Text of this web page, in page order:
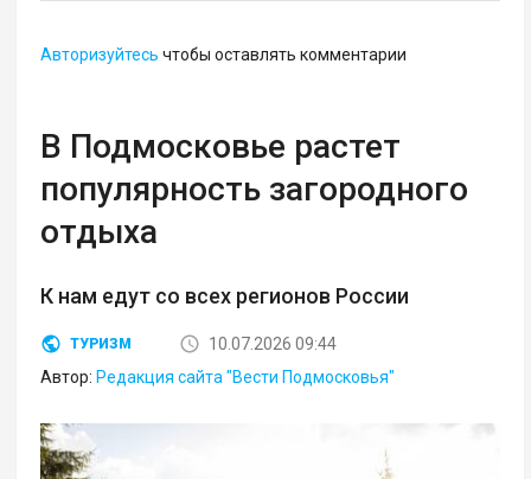
Авторизуйтесь чтобы оставлять комментарии
В Подмосковье растет
популярность загородного
отдыха
К нам едут со всех регионов России
ТУРИЗМ
10.07.2026 09:44
Автор: Редакция сайта "Вести Подмосковья"